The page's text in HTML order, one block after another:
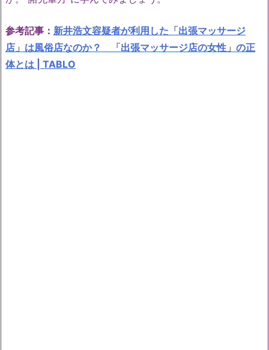
参考記事： 新井浩文容疑者が利用した「出張マッサージ
店」は風俗店なのか？ 「出張マッサージ店の女性」の正
体とは | TABLO